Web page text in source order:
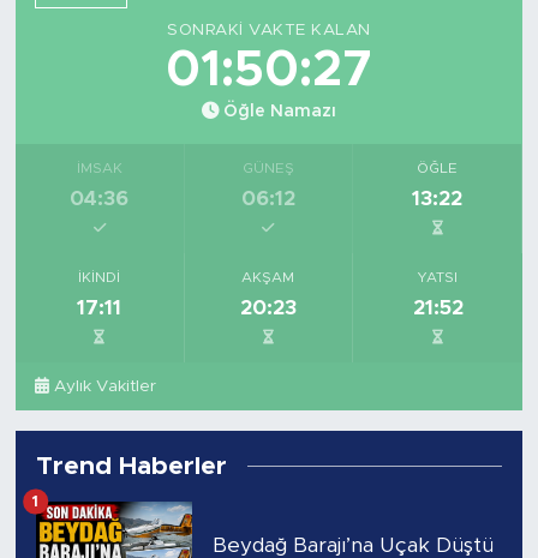
SONRAKI VAKTE KALAN
01:50:27
Öğle Namazı
İMSAK
04:36
GÜNEŞ
06:12
ÖĞLE
13:22
İKINDI
17:11
AKŞAM
20:23
YATSI
21:52
Aylık Vakitler
Trend Haberler
Beydağ Barajı’na Uçak Düştü
1